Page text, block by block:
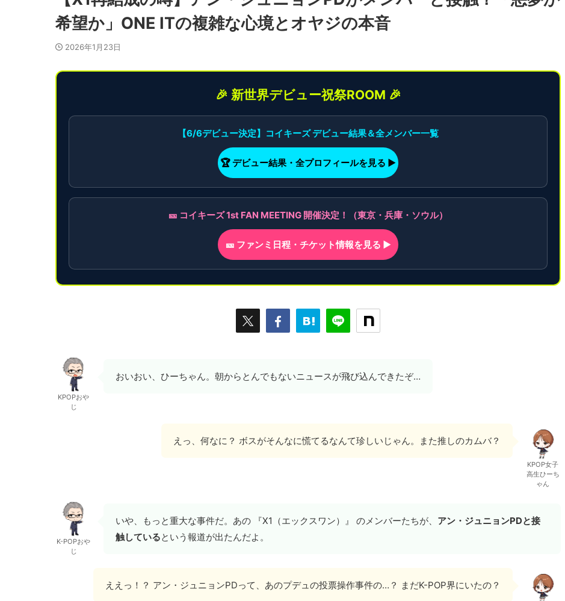
希望か」ONE ITの複雑な心境とオヤジの本音
2026年1月23日
🎉 新世界デビュー祝祭ROOM 🎉
【6/6デビュー決定】コイキーズ デビュー結果＆全メンバー一覧
🏆 デビュー結果・全プロフィールを見る ▶
🎫 コイキーズ 1st FAN MEETING 開催決定！（東京・兵庫・ソウル）
🎫 ファンミ日程・チケット情報を見る ▶
KPOPおや
じ
おいおい、ひーちゃん。朝からとんでもないニュースが飛び込んできたぞ…
えっ、何なに？ ボスがそんなに慌てるなんて珍しいじゃん。また推しのカムバ？
KPOP女子
高生ひーち
ゃん
K-POPおや
じ
いや、もっと重大な事件だ。あの 『X1（エックスワン）』 のメンバーたちが、 アン・ジュニョンPDと接
触しているという報道が出たんだよ。
ええっ！？ アン・ジュニョンPDって、あのプデュの投票操作事件の…？ まだK-POP界にいたの？